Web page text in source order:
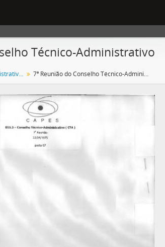
Técnico-Administrativo
Atas do Conselho Técnico-Administrativo (CTA) 1974-1981 7ª Reunião do Conselho Técnico-Administrativo